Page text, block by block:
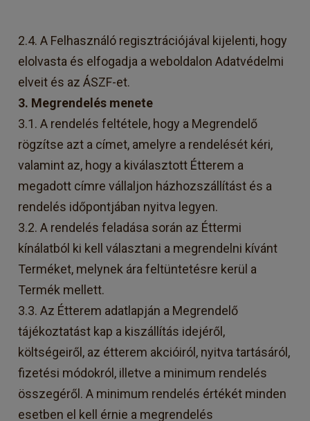
2.4. A Felhasználó regisztrációjával kijelenti, hogy
elolvasta és elfogadja a weboldalon Adatvédelmi
elveit és az ÁSZF-et.
3. Megrendelés menete
3.1. A rendelés feltétele, hogy a Megrendelő
rögzítse azt a címet, amelyre a rendelését kéri,
valamint az, hogy a kiválasztott Étterem a
megadott címre vállaljon házhozszállítást és a
rendelés időpontjában nyitva legyen.
3.2. A rendelés feladása során az Éttermi
kínálatból ki kell választani a megrendelni kívánt
Terméket, melynek ára feltüntetésre kerül a
Termék mellett.
3.3. Az Étterem adatlapján a Megrendelő
tájékoztatást kap a kiszállítás idejéről,
költségeiről, az étterem akcióiról, nyitva tartásáról,
fizetési módokról, illetve a minimum rendelés
összegéről. A minimum rendelés értékét minden
esetben el kell érnie a megrendelés